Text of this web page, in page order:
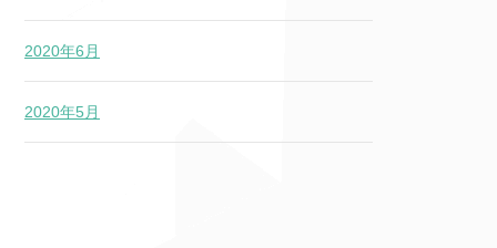
2020年6月
2020年5月